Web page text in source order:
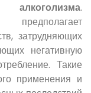
алкоголизма.
затрудняющих
негативную
Такие
применения и